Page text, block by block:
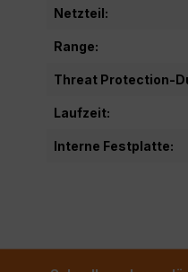
Netzteil:
Range:
Threat Protection-
Laufzeit:
Interne Festplatte: